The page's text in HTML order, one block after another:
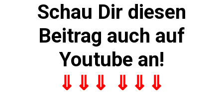
Schau Dir diesen
Beitrag auch auf
Youtube an!
⇓⇓⇓ ⇓⇓⇓